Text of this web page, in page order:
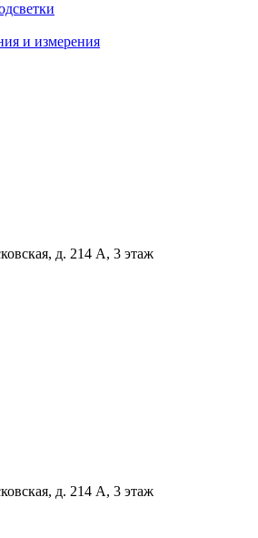
и измерения
д. 214 А, 3 этаж
д. 214 А, 3 этаж